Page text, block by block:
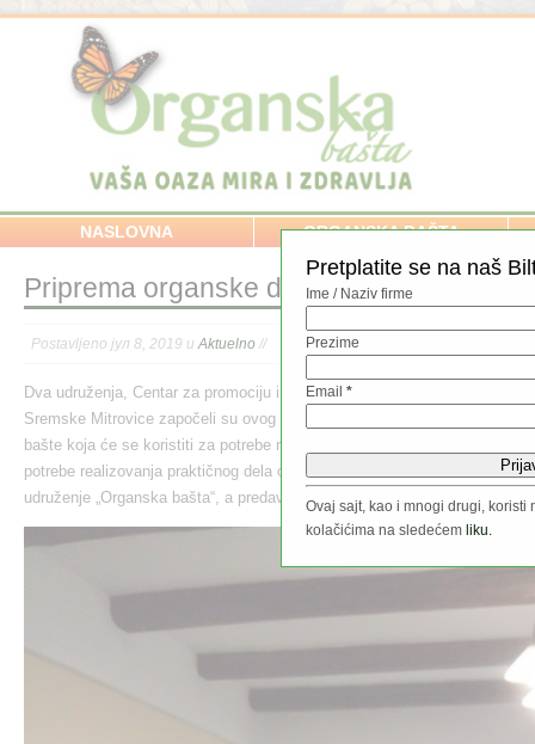
NASLOVNA ORGANSKA BAŠTA
Priprema organske demonstracione
Postavljeno јул 8, 2019 u Aktuelno //
Dva udruženja, Centar za promociju i edukaciju „Organska bašta“ iz
Sremske Mitrovice započeli su ovog proleća zajednički projekat
bašte koja će se koristiti za potrebe realizacije brojnih edukativnih
potrebe realizovanja praktičnog dela obuke pri Školi organskog
udruženje „Organska bašta“, a predavač je Snežana Ognjenović.
Pretplatite se na naš
Ime / Naziv firme
Prezime
Email *
Ovaj sajt, kao i mnogi drugi,
kolačićima na sledećem liku.